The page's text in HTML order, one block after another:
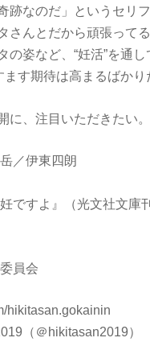
跡なのだ」というセリ
さんとだから頑張って
姿など、“妊活”を通
す期待は高まるばかり
に、注目いただきたい。
／伊東四朗
ですよ』（光文社文庫刊
員会
hikitasan.gokainin
（＠hikitasan2019）